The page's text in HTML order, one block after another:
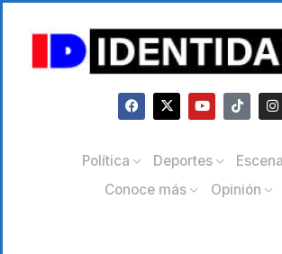
Política Deportes
Escena
Conoce más
Opinión